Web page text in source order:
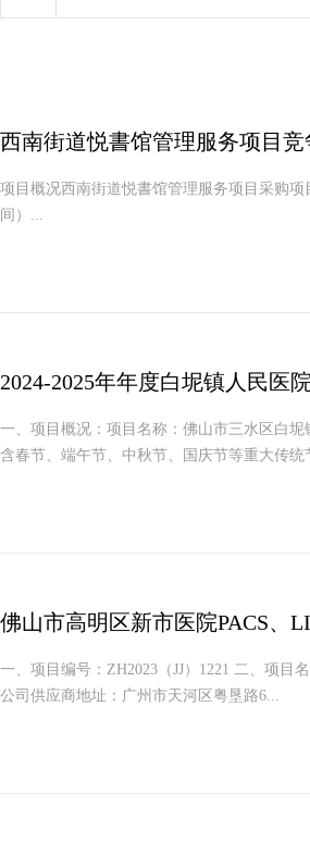
西南街道悦書馆管理服务项目
项目概况西南街道悦書馆管理服务项目采购项
间）...
2024-2025年年度白坭镇人民医
一、项目概况：项目名称：佛山市三水区白
含春节、端午节、中秋节、国庆节等重大传统
佛山市高明区新市医院PACS、
一、项目编号：ZH2023（JJ）1221 二、项
公司供应商地址：广州市天河区粤垦路6...